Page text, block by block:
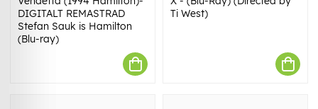
DIGITALT REMASTRAD
Stefan Sauk is Hamilton
(Blu-ray)
Ti West)